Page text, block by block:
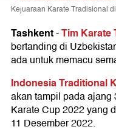
Kejuaraan Karate Tradisional
Tashkent-Tim Karate
bertanding di
ada untuk memacu
Indonesia Traditional
akan tampil pada ajang
Karate Cup 2022 yang
11 Desember 2022.